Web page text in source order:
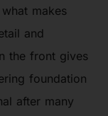
makes
and
the front gives
foundation
after many